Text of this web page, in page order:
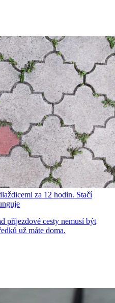
za 12 hodin. Stačí
příjezdové cesty nemusí být
už máte doma.